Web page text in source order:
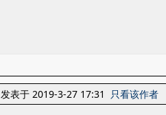
发表于 2019-3-27 17:31 只看该作者